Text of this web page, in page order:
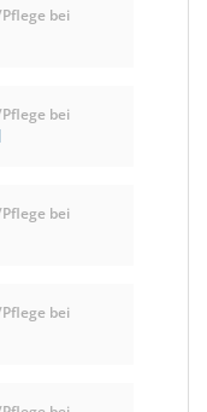
bei
bei
bei
bei